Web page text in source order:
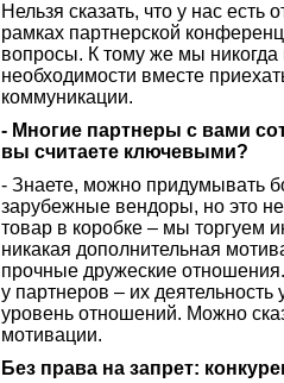
Нельзя сказать, что у нас
рамках партнерской
вопросы. К тому же мы
необходимости вместе
коммуникации.
- Многие партнеры с вами
вы считаете ключевыми?
- Знаете, можно придумывать
зарубежные вендоры, но это
товар в коробке – мы торгуем
никакая дополнительная
прочные дружеские
у партнеров – их
уровень отношений. Можно
мотивации.
Без права на запрет: